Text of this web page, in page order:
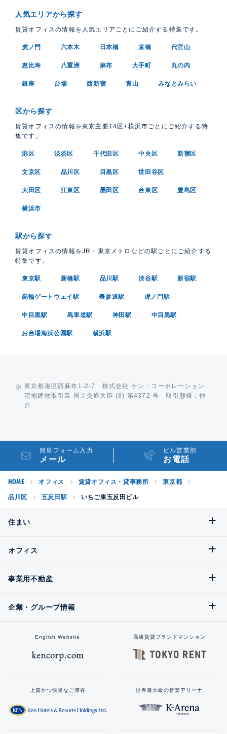
人気エリアから探す
賃貸オフィスの情報を人気エリアごとにご紹介する特集です。
虎ノ門 六本木 日本橋 京橋 代官山
恵比寿 八重洲 麻布 大手町 丸の内
銀座 台場 西新宿 青山 みなとみらい
区から探す
賃貸オフィスの情報を東京主要14区+横浜市ごとにご紹介する特
集です。
港区 渋谷区 千代田区 中央区 新宿区
文京区 品川区 目黒区 世田谷区
大田区 江東区 墨田区 台東区 豊島区
横浜市
駅から探す
賃貸オフィスの情報をJR・東京メトロなどの駅ごとにご紹介する
特集です。
東京駅 新橋駅 品川駅 渋谷駅 新宿駅
高輪ゲートウェイ駅 表参道駅 虎ノ門駅
中目黒駅 馬車道駅 神田駅 中目黒駅
お台場海浜公園駅 横浜駅
東京都港区西麻布1-2-7 株式会社 ケン・コーポレーション
宅地建物取引業 国土交通大臣 (8) 第4372 号 取引態様：仲
介
簡単フォーム入力
メール
ビル営業部
お電話
HOME オフィス 賃貸オフィス・貸事務所 東京都
品川区 五反田駅 いちご東五反田ビル
住まい
オフィス
事業用不動産
企業・グループ情報
English Website 高級賃貸ブランドマンション
上質かつ快適なご滞在 世界最大級の音楽アリーナ